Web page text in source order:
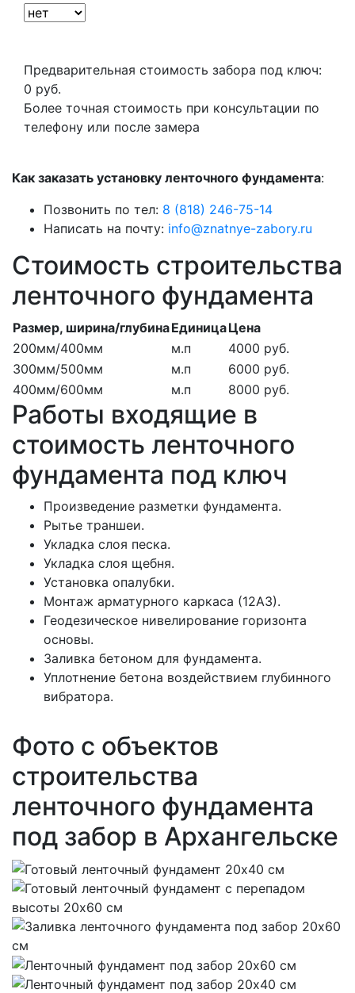
Предварительная стоимость забора под ключ:
0 руб.
Более точная стоимость при консультации по
телефону или после замера
Как заказать установку ленточного фундамента:
Позвонить по тел: 8 (818) 246-75-14
Написать на почту: info@znatnye-zabory.ru
Стоимость строительства
ленточного фундамента
Размер, ширина/глубинаЕдиницаЦена
200мм/400мм
м.п
4000 руб.
300мм/500мм
м.п
6000 руб.
400мм/600мм
м.п 8000 руб.
Работы входящие в
стоимость ленточного
фундамента под ключ
Произведение разметки фундамента.
Рытье траншеи.
Укладка слоя песка.
Укладка слоя щебня.
Установка опалубки.
Монтаж арматурного каркаса (12А3).
Геодезическое нивелирование горизонта
основы.
Заливка бетоном для фундамента.
Уплотнение бетона воздействием глубинного
вибратора.
Фото с объектов
строительства
ленточного фундамента
под забор в Архангельске